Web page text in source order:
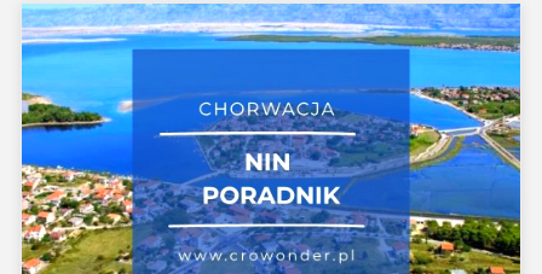
ZADAR SPORT SPORT EVENTS IN ZADAR
CONCERTS